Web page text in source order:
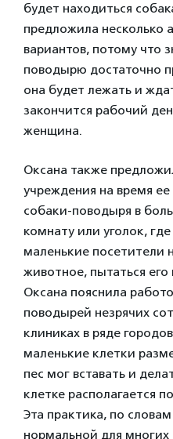
будет находиться
предложила несколько
вариантов, потому что
поводырю достаточно
она будет лежать и
закончится рабочий
женщина.
Оксана также
учреждения на время
собаки-поводыря в
комнату или уголок,
маленькие посетители
животное, пытаться
Оксана пояснила
поводырей незрячих
клиниках в ряде
маленькие клетки
пес мог вставать и
клетке располагается
Эта практика, по
нормальной для многих